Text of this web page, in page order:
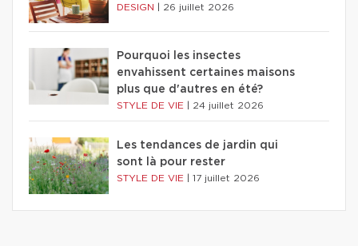
DESIGN 26 juillet 2026
Pourquoi les insectes
envahissent certaines maisons
plus que d'autres en été?
STYLE DE VIE 24 juillet 2026
Les tendances de jardin qui
sont là pour rester
STYLE DE VIE 17 juillet 2026